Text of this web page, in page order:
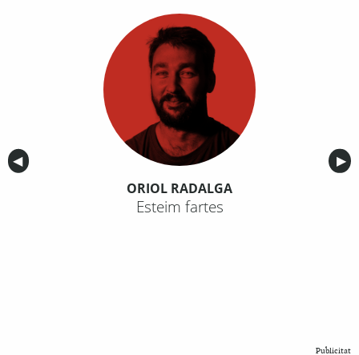
Anterior
◀︎ ▶︎
ORIOL RADALGA
Esteim fartes
Publicitat